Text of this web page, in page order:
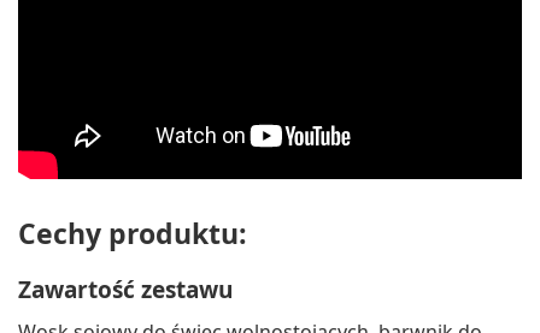
Cechy produktu:
Zawartość zestawu